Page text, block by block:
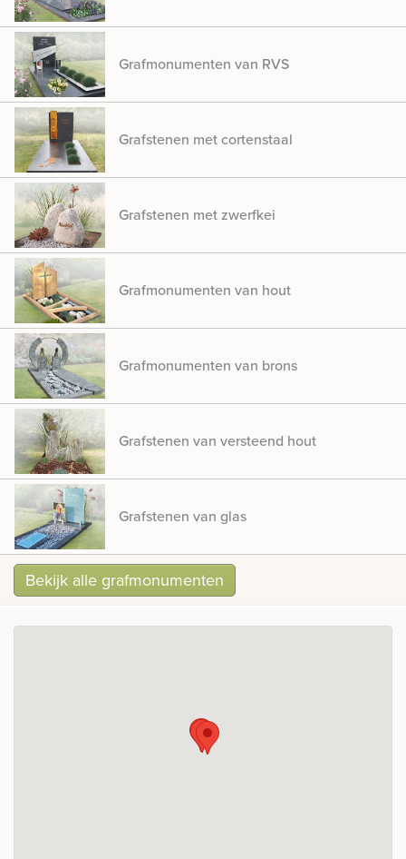
Grafmonumenten van RVS
Grafstenen met cortenstaal
Grafstenen met zwerfkei
Grafmonumenten van hout
Grafmonumenten van brons
Grafstenen van versteend hout
Grafstenen van glas
Bekijk alle grafmonumenten